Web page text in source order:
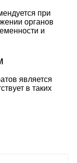
при
органов
и
является
в таких